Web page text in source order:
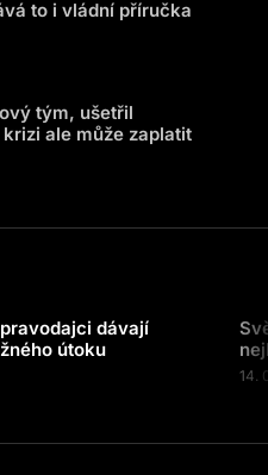
to i vládní příručka
tým, ušetřil
ale může zaplatit
dávají
útoku
14.